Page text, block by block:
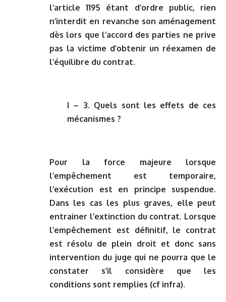
l’article 1195 étant d’ordre public, rien
n’interdit en revanche son aménagement
dès lors que l’accord des parties ne prive
pas la victime d’obtenir un réexamen de
l’équilibre du contrat.
I – 3. Quels sont les effets de ces
mécanismes ?
Pour la force majeure lorsque
l’empêchement est temporaire,
l’exécution est en principe suspendue.
Dans les cas les plus graves, elle peut
entrainer l’extinction du contrat. Lorsque
l’empêchement est définitif, le contrat
est résolu de plein droit et donc sans
intervention du juge qui ne pourra que le
constater s’il considère que les
conditions sont remplies (cf infra).